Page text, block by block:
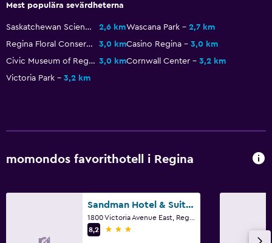
Skrivbord
Nyckelkortsåtkomst
Pool och spa
Strykjärn och strykbräda
Mest populära sevärdheterna
Saskatchewan Science Center 2,6 kmWascana Park
2,7 km
Regina Floral Conservatory
3,0 kmCasino Regina
3,0 km
Civic Museum of Regina 3,0 kmCornwall Center
3,2 km
Victoria Park
3,2 km
momondos favorithotell i Regina
Sandman Hotel & Suites Regina
8,2
3 stjärnor